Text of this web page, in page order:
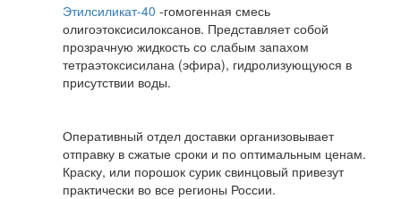
Этилсиликат-40 -гомогенная смесь
олигоэтоксисилоксанов. Представляет собой
прозрачную жидкость со слабым запахом
тетраэтоксисилана (эфира), гидролизующуюся в
присутствии воды.
Оперативный отдел доставки организовывает
отправку в сжатые сроки и по оптимальным ценам.
Краску, или порошок сурик свинцовый привезут
практически во все регионы России.